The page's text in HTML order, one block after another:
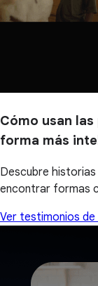
Cómo usan
forma más
Descubre
encontrar formas
Ver testimonios